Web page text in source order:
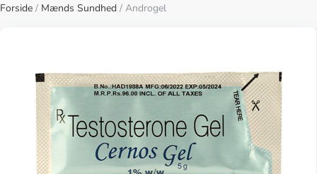
Forside / Mænds Sundhed / Androgel